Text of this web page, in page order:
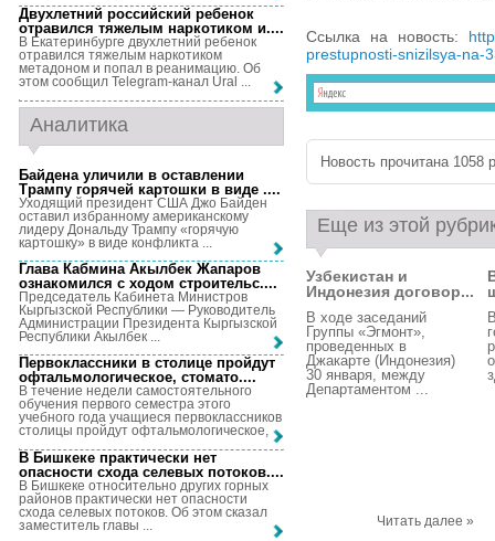
Ссылка на новость:
prestupnosti-snizilsya-na-
Новость прочитана 1058
Еще из этой
Узбекистан и
Индонезия договор...
В ходе заседаний
Группы «Эгмонт»,
проведенных в
Джакарте (Индонезия)
30 января, между
Департаментом ...
Читать далее »
Двухлетний российский ребенок
отравился тяжелым наркотиком и....
В Екатеринбурге двухлетний ребенок
отравился тяжелым наркотиком
метадоном и попал в реанимацию. Об
этом сообщил Telegram-канал Ural ...
Аналитика
Байдена уличили в оставлении
Трампу горячей картошки в виде ....
Уходящий президент США Джо Байден
оставил избранному американскому
лидеру Дональду Трампу «горячую
картошку» в виде конфликта ...
Глава Кабмина Акылбек Жапаров
ознакомился с ходом строительс....
Председатель Кабинета Министров
Кыргызской Республики — Руководитель
Администрации Президента Кыргызской
Республики Акылбек ...
Первоклассники в столице пройдут
офтальмологическое, стомато....
В течение недели самостоятельного
обучения первого семестра этого
учебного года учащиеся первоклассников
столицы пройдут офтальмологическое, ...
В Бишкеке практически нет
опасности схода селевых потоков....
В Бишкеке относительно других горных
районов практически нет опасности
схода селевых потоков. Об этом сказал
заместитель главы ...